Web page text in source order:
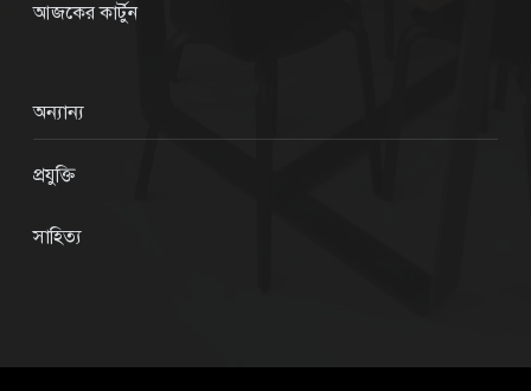
আজকের কার্টুন
অন্যান্য
প্রযুক্তি
সাহিত্য